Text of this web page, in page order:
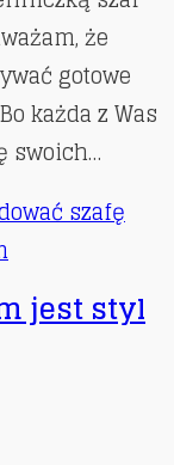
że
gotowe
każda z Was
swoich…
szafę
jest styl